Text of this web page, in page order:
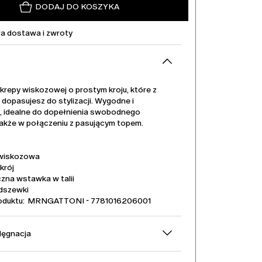
DODAJ DO KOSZYKA
dostawa i zwroty
wiskozowej o prostym kroju, które z
do stylizacji. Wygodne i
idealne do dopełnienia swobodnego
w połączeniu z pasującym topem.
wstawka w talii
MRNGATTONI - 7781016206001